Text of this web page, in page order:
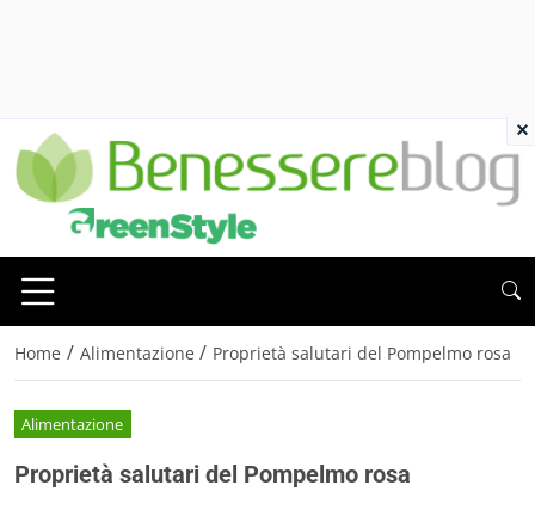
Home / Alimentazione / Proprietà salutari del Pompelmo rosa
Alimentazione
Proprietà salutari del Pompelmo rosa
×